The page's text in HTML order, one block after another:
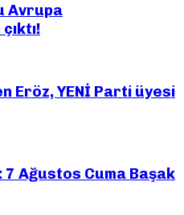
Avrupa
Eröz, YENİ Parti üyesi
7 Ağustos Cuma Başak